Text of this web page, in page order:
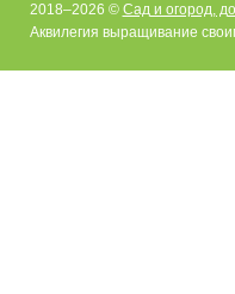
2018–2026 © Сад и огород,
Аквилегия выращивание